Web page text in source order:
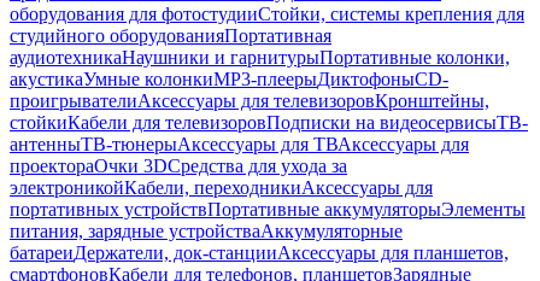
оборудования для фотостудииСтойки, системы крепления для
студийного оборудованияПортативная
аудиотехникаНаушники и гарнитурыПортативные колонки,
акустикаУмные колонкиMP3-плеерыДиктофоныCD-
проигрывателиАксессуары для телевизоровКронштейны,
стойкиКабели для телевизоровПодписки на видеосервисыТВ-
антенныТВ-тюнерыАксессуары для ТВАксессуары для
проектораОчки 3DСредства для ухода за
электроникойКабели, переходникиАксессуары для
портативных устройствПортативные аккумуляторыЭлементы
питания, зарядные устройстваАккумуляторные
батареиДержатели, док-станцииАксессуары для планшетов,
смартфоновКабели для телефонов, планшетовЗарядные